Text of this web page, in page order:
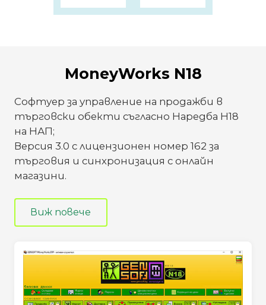
MoneyWorks N18
Софтуер за управление на продажби в
търговски обекти съгласно Наредба Н18
на НАП;
Версия 3.0 с лицензионен номер 162 за
търговия и синхронизация с онлайн
магазини.
Виж повече